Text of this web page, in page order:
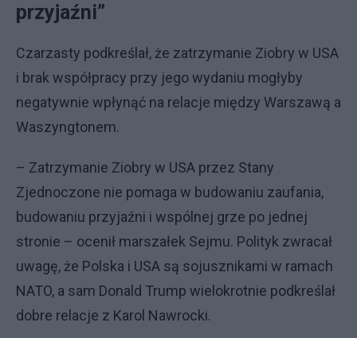
przyjaźni”
Czarzasty podkreślał, że zatrzymanie Ziobry w USA
i brak współpracy przy jego wydaniu mogłyby
negatywnie wpłynąć na relacje między Warszawą a
Waszyngtonem.
– Zatrzymanie Ziobry w USA przez Stany
Zjednoczone nie pomaga w budowaniu zaufania,
budowaniu przyjaźni i wspólnej grze po jednej
stronie – ocenił marszałek Sejmu. Polityk zwracał
uwagę, że Polska i USA są sojusznikami w ramach
NATO, a sam Donald Trump wielokrotnie podkreślał
dobre relacje z Karol Nawrocki.